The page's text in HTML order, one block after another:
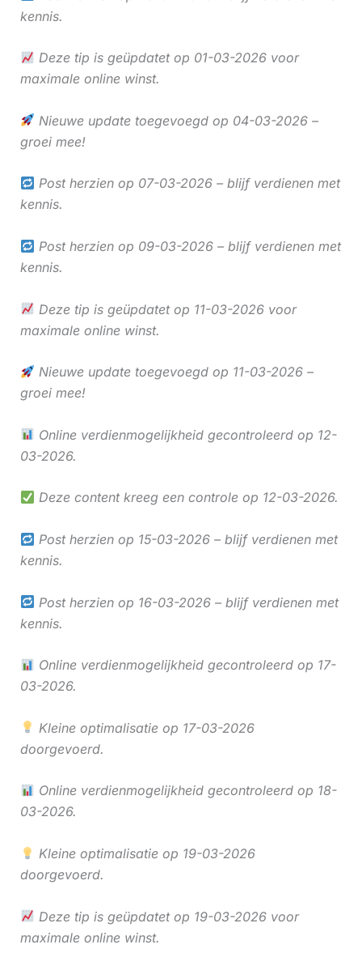
kennis.
Deze tip is geüpdatet op 01-03-2026 voor
maximale online winst.
Nieuwe update toegevoegd op 04-03-2026 –
groei mee!
Post herzien op 07-03-2026 – blijf verdienen met
kennis.
Post herzien op 09-03-2026 – blijf verdienen met
kennis.
Deze tip is geüpdatet op 11-03-2026 voor
maximale online winst.
Nieuwe update toegevoegd op 11-03-2026 –
groei mee!
Online verdienmogelijkheid gecontroleerd op 12-
03-2026.
Deze content kreeg een controle op 12-03-2026.
Post herzien op 15-03-2026 – blijf verdienen met
kennis.
Post herzien op 16-03-2026 – blijf verdienen met
kennis.
Online verdienmogelijkheid gecontroleerd op 17-
03-2026.
Kleine optimalisatie op 17-03-2026
doorgevoerd.
Online verdienmogelijkheid gecontroleerd op 18-
03-2026.
Kleine optimalisatie op 19-03-2026
doorgevoerd.
Deze tip is geüpdatet op 19-03-2026 voor
maximale online winst.